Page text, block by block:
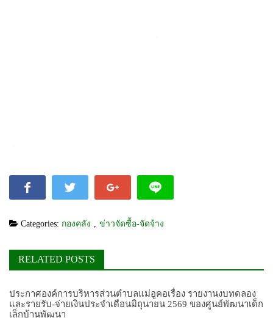
Categories: กองคลัง ข่าวจัดซื้อ-จัดจ้าง
RELATED POSTS
ประกาศองค์การบริหารส่วนตำบลแม่อูคอเรื่อง รายงานงบทดลอง
และรายรับ-จ่ายเงินประจำเดือนมิถุนายน 2569 ของศูนย์พัฒนาเด็ก
เล็กบ้านพัฒนา